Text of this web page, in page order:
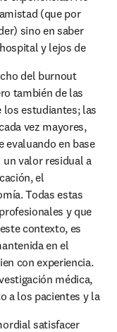
(que por
sino en saber
y lejos de
del burnout
también de las
los estudiantes; las
vez mayores,
evaluando en base
un valor residual a
el
Todas estas
y que
contexto, es
en el
con experiencia.
médica,
a los pacientes y la
satisfacer